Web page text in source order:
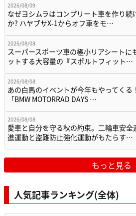
2026/08/09
なぜヨシムラはコンプリート車を作り続
か? ハヤブサX-1からオフ車をモ…
2026/08/08
スーパースポーツ車の極小リアシートに
ットする大容量の『スポルトフィット…
2026/08/08
あの白馬のイベントが今年もやってくる！
「BMW MOTORRAD DAYS …
2026/08/08
愛車と自分を守る秋の約束。二輪車安全
進運動と盗難防止強化運動がもたらす…
もっと見る
人気記事ランキング(全体)